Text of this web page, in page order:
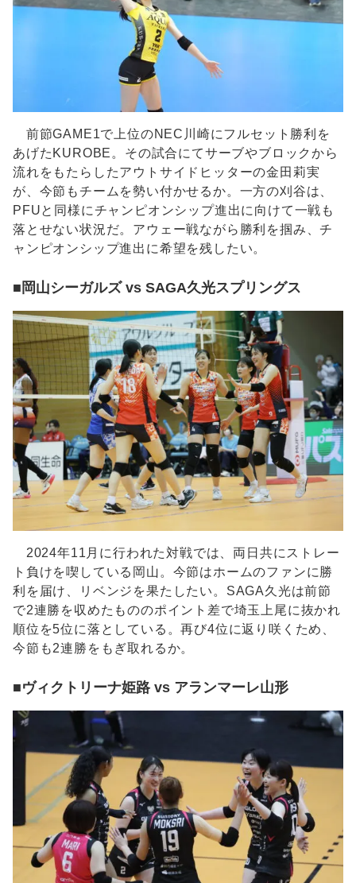
前節GAME1で上位のNEC川崎にフルセット勝利を
あげたKUROBE。その試合にてサーブやブロックから
流れをもたらしたアウトサイドヒッターの金田莉実
が、今節もチームを勢い付かせるか。一方の刈谷は、
PFUと同様にチャンピオンシップ進出に向けて一戦も
落とせない状況だ。アウェー戦ながら勝利を掴み、チ
ャンピオンシップ進出に希望を残したい。
■岡山シーガルズ vs SAGA久光スプリングス
2024年11月に行われた対戦では、両日共にストレー
ト負けを喫している岡山。今節はホームのファンに勝
利を届け、リベンジを果たしたい。SAGA久光は前節
で2連勝を収めたもののポイント差で埼玉上尾に抜かれ
順位を5位に落としている。再び4位に返り咲くため、
今節も2連勝をもぎ取れるか。
■ヴィクトリーナ姫路 vs アランマーレ山形